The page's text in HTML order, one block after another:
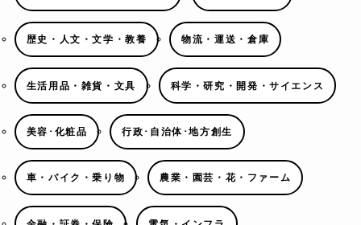
歴史・人文・文学・教養 物流・運送・倉庫
生活用品・雑貨・文具 科学・研究・開発・サイエンス
美容･化粧品 行政･自治体･地方創生
車・バイク・乗り物 農業・園芸・花・ファーム